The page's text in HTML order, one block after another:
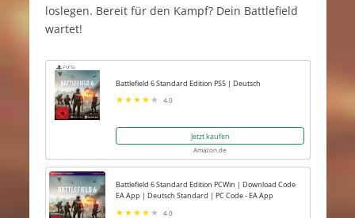
loslegen. Bereit für den Kampf? Dein Battlefield
wartet!
Battlefield 6 Standard Edition PS5 | Deutsch
4.0
Jetzt kaufen
Amazon.de
Battlefield 6 Standard Edition PCWin | Download Code
EA App | Deutsch Standard | PC Code - EA App
4.0